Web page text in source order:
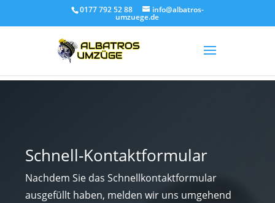
0177 792 52 88 info@albatros-
umzuege.de
Schnell-Kontaktformular
Nachdem Sie das Schnellkontaktformular
ausgefüllt haben, melden wir uns umgehend